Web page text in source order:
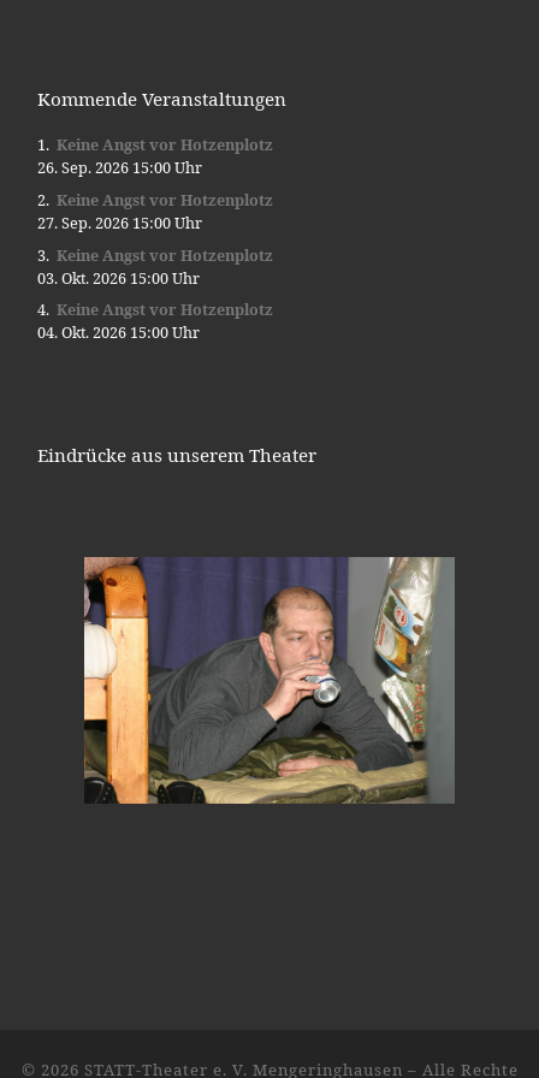
Kommende Veranstaltungen
Keine Angst vor Hotzenplotz
26. Sep. 2026 15:00 Uhr
Keine Angst vor Hotzenplotz
27. Sep. 2026 15:00 Uhr
Keine Angst vor Hotzenplotz
03. Okt. 2026 15:00 Uhr
Keine Angst vor Hotzenplotz
04. Okt. 2026 15:00 Uhr
Eindrücke aus unserem Theater
© 2026 STATT-Theater e. V. Mengeringhausen – Alle Rechte